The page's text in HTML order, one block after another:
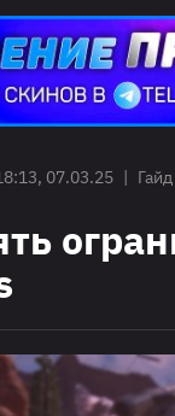
07.03.25 | Гайд